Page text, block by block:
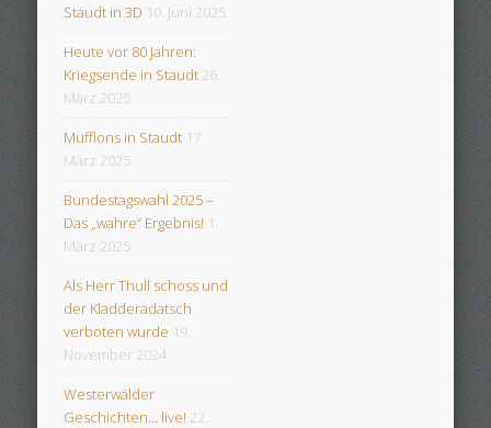
Staudt in 3D 10. Juni 2025
Heute vor 80 Jahren:
Kriegsende in Staudt 26.
März 2025
Mufflons in Staudt 17.
März 2025
Bundestagswahl 2025 –
Das „wahre“ Ergebnis! 1.
März 2025
Als Herr Thull schoss und
der Kladderadatsch
verboten wurde 19.
November 2024
Westerwälder
Geschichten… live! 22.